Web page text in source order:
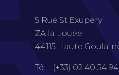
5 Rue St Exupery
ZA la Louée
44115 Haute
Tél. : (+33) 02 40 54